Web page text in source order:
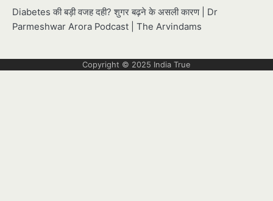
Diabetes की बड़ी वजह दही? शुगर बढ़ने के असली कारण | Dr
Parmeshwar Arora Podcast | The Arvindams
Copyright © 2025 India True